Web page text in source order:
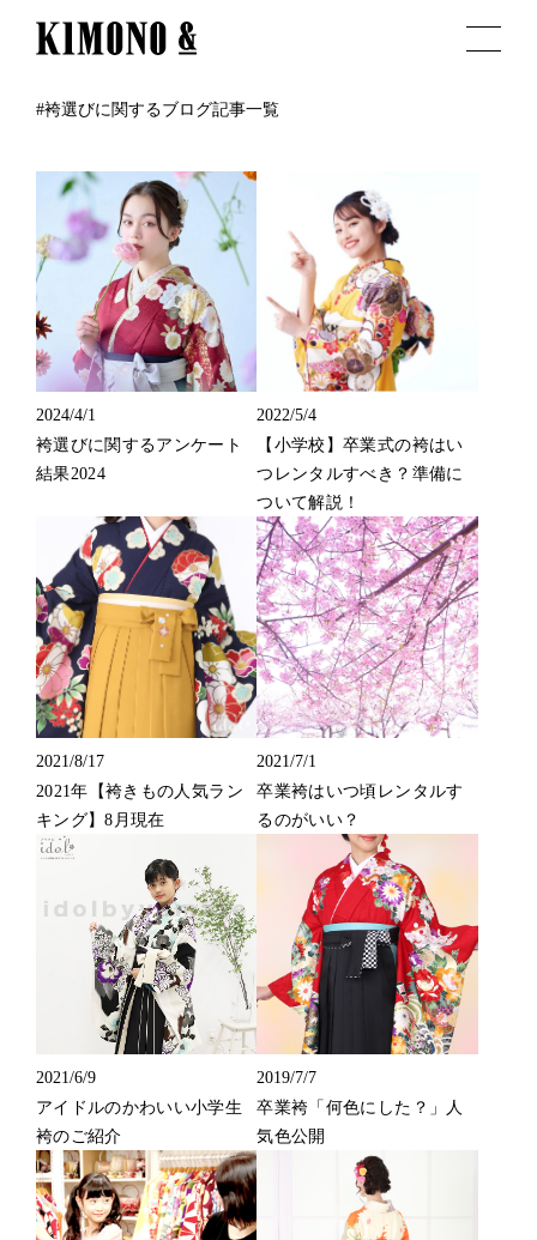
#袴選びに関するブログ記事一覧
2024/4/1
袴選びに関するアンケート
結果2024
2022/5/4
【小学校】卒業式の袴はい
つレンタルすべき？準備に
ついて解説！
2021/8/17
2021年【袴きもの人気ラン
キング】8月現在
2021/7/1
卒業袴はいつ頃レンタルす
るのがいい？
2021/6/9
アイドルのかわいい小学生
袴のご紹介
2019/7/7
卒業袴「何色にした？」人
気色公開